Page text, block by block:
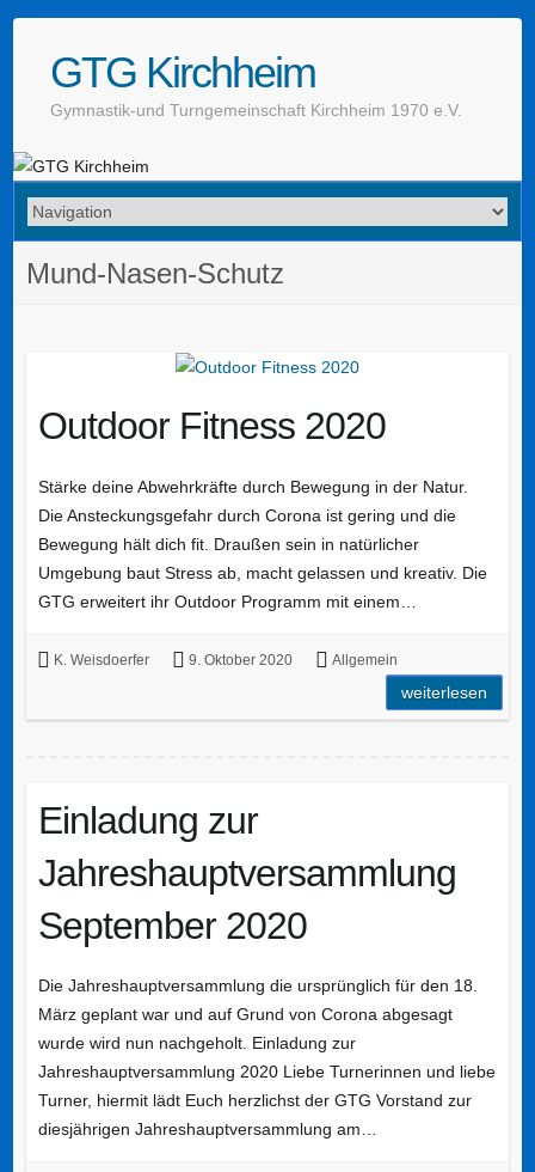
GTG Kirchheim
Gymnastik-und Turngemeinschaft Kirchheim 1970 e.V.
Mund-Nasen-Schutz
Outdoor Fitness 2020
Stärke deine Abwehrkräfte durch Bewegung in der Natur.
Die Ansteckungsgefahr durch Corona ist gering und die
Bewegung hält dich fit. Draußen sein in natürlicher
Umgebung baut Stress ab, macht gelassen und kreativ. Die
GTG erweitert ihr Outdoor Programm mit einem…
K. Weisdoerfer 9. Oktober 2020 Allgemein
weiterlesen
Einladung zur
Jahreshauptversammlung
September 2020
Die Jahreshauptversammlung die ursprünglich für den 18.
März geplant war und auf Grund von Corona abgesagt
wurde wird nun nachgeholt. Einladung zur
Jahreshauptversammlung 2020 Liebe Turnerinnen und liebe
Turner, hiermit lädt Euch herzlichst der GTG Vorstand zur
diesjährigen Jahreshauptversammlung am…